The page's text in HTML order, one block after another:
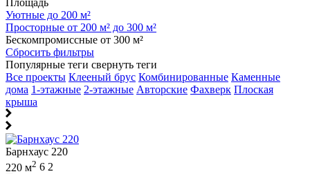
Площадь
Уютные до 200 м²
Просторные от 200 м² до 300 м²
Бескомпромиссные от 300 м²
Сбросить фильтры
Популярные теги свернуть теги
Все проекты Клееный брус Комбинированные Каменные
дома 1-этажные 2-этажные Авторские Фахверк Плоская
крыша
Барнхаус 220
220 м2 6 2